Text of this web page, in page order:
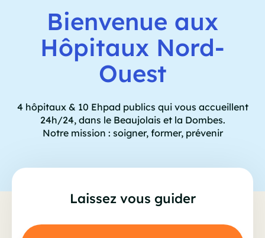
Bienvenue aux
Hôpitaux Nord-
Ouest
4 hôpitaux & 10 Ehpad publics qui vous accueillent
24h/24, dans le Beaujolais et la Dombes.
Notre mission : soigner, former, prévenir
Laissez vous guider